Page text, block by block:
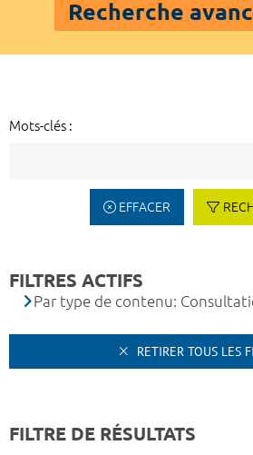
Recherche
Mots-clés :
EFFACER
FILTRES ACTIFS
Par type de contenu:
RETIRER TOUS LES
FILTRE DE RÉSULTATS